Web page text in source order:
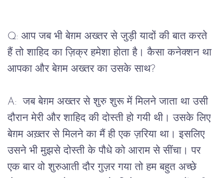
Q: आप जब भी बेग़म अख्तर से जुड़ी यादों की बात करते
हैं तो शाहिद का ज़िक्र हमेशा होता है। कैसा कनेक्शन था
आपका और बेग़म अख्तर का उसके साथ?
A: जब बेग़म अख्तर से शुरु शुरू में मिलने जाता था उसी
दौरान मेरी और शाहिद की दोस्ती हो गयी थी। उसके लिए
बेग़म अख़्तर से मिलने का मैं ही एक ज़रिया था। इसलिए
उसने भी मुझसे दोस्ती के पौधे को आराम से सींचा। पर
एक बार वो शुरुआती दौर गुज़र गया तो हम बहुत अच्छे